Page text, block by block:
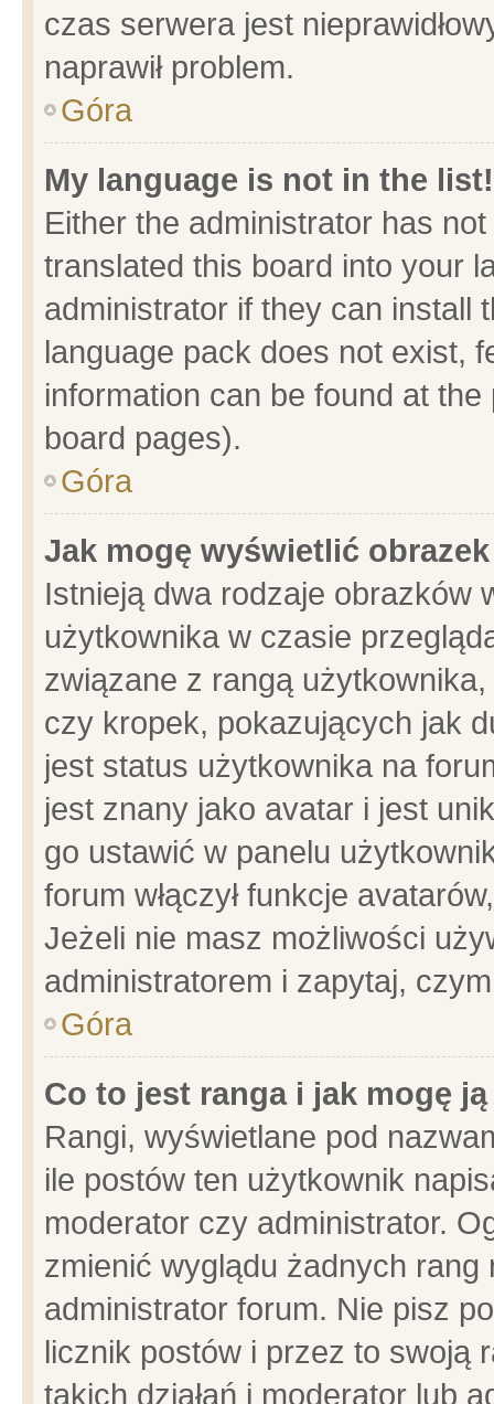
czas serwera jest
naprawił problem.
Góra
My language is not in the list!
Either the administrator has
translated this board into your
administrator if they can install
language pack does not exist,
information can be found at
board pages).
Góra
Jak mogę wyświetlić
Istnieją dwa rodzaje obrazków
użytkownika w czasie
związane z rangą
czy kropek, pokazujących jak
jest status użytkownika na
jest znany jako avatar i jest
go ustawić w panelu
forum włączył funkcje
Jeżeli nie masz możliwości
administratorem i zapytaj,
Góra
Co to jest ranga i jak mogę
Rangi, wyświetlane pod
ile postów ten użytkownik
moderator czy administrator.
zmienić wyglądu żadnych
administrator forum. Nie pisz
licznik postów i przez to swoją
takich działań i moderator lub